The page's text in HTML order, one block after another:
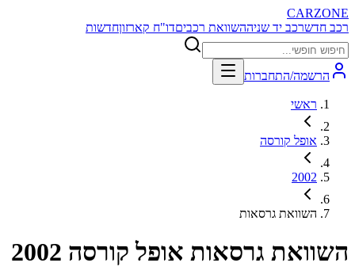
CARZONE
רכב חדשרכב יד שניההשוואת רכביםדו"ח קארזוןחדשות
הרשמה/התחברות
ראשי
אופל קורסה
2002
השוואת גרסאות
השוואת גרסאות אופל קורסה 2002